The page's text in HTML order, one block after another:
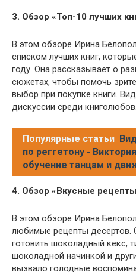
3. Обзор «Топ-10 лучших
В этом обзоре Ирина
списком лучших книг,
году. Она рассказывает о
сюжетах, чтобы помочь
выбор при покупке книги.
дискуссии среди книголюбов.
Популярные статьи
по реггетону -
обучение танцам и
4. Обзор «Вкусные
В этом обзоре Ирина
любимые рецепты десертов.
готовить шоколадный кекс,
шоколадной начинкой и
вызвало голодные